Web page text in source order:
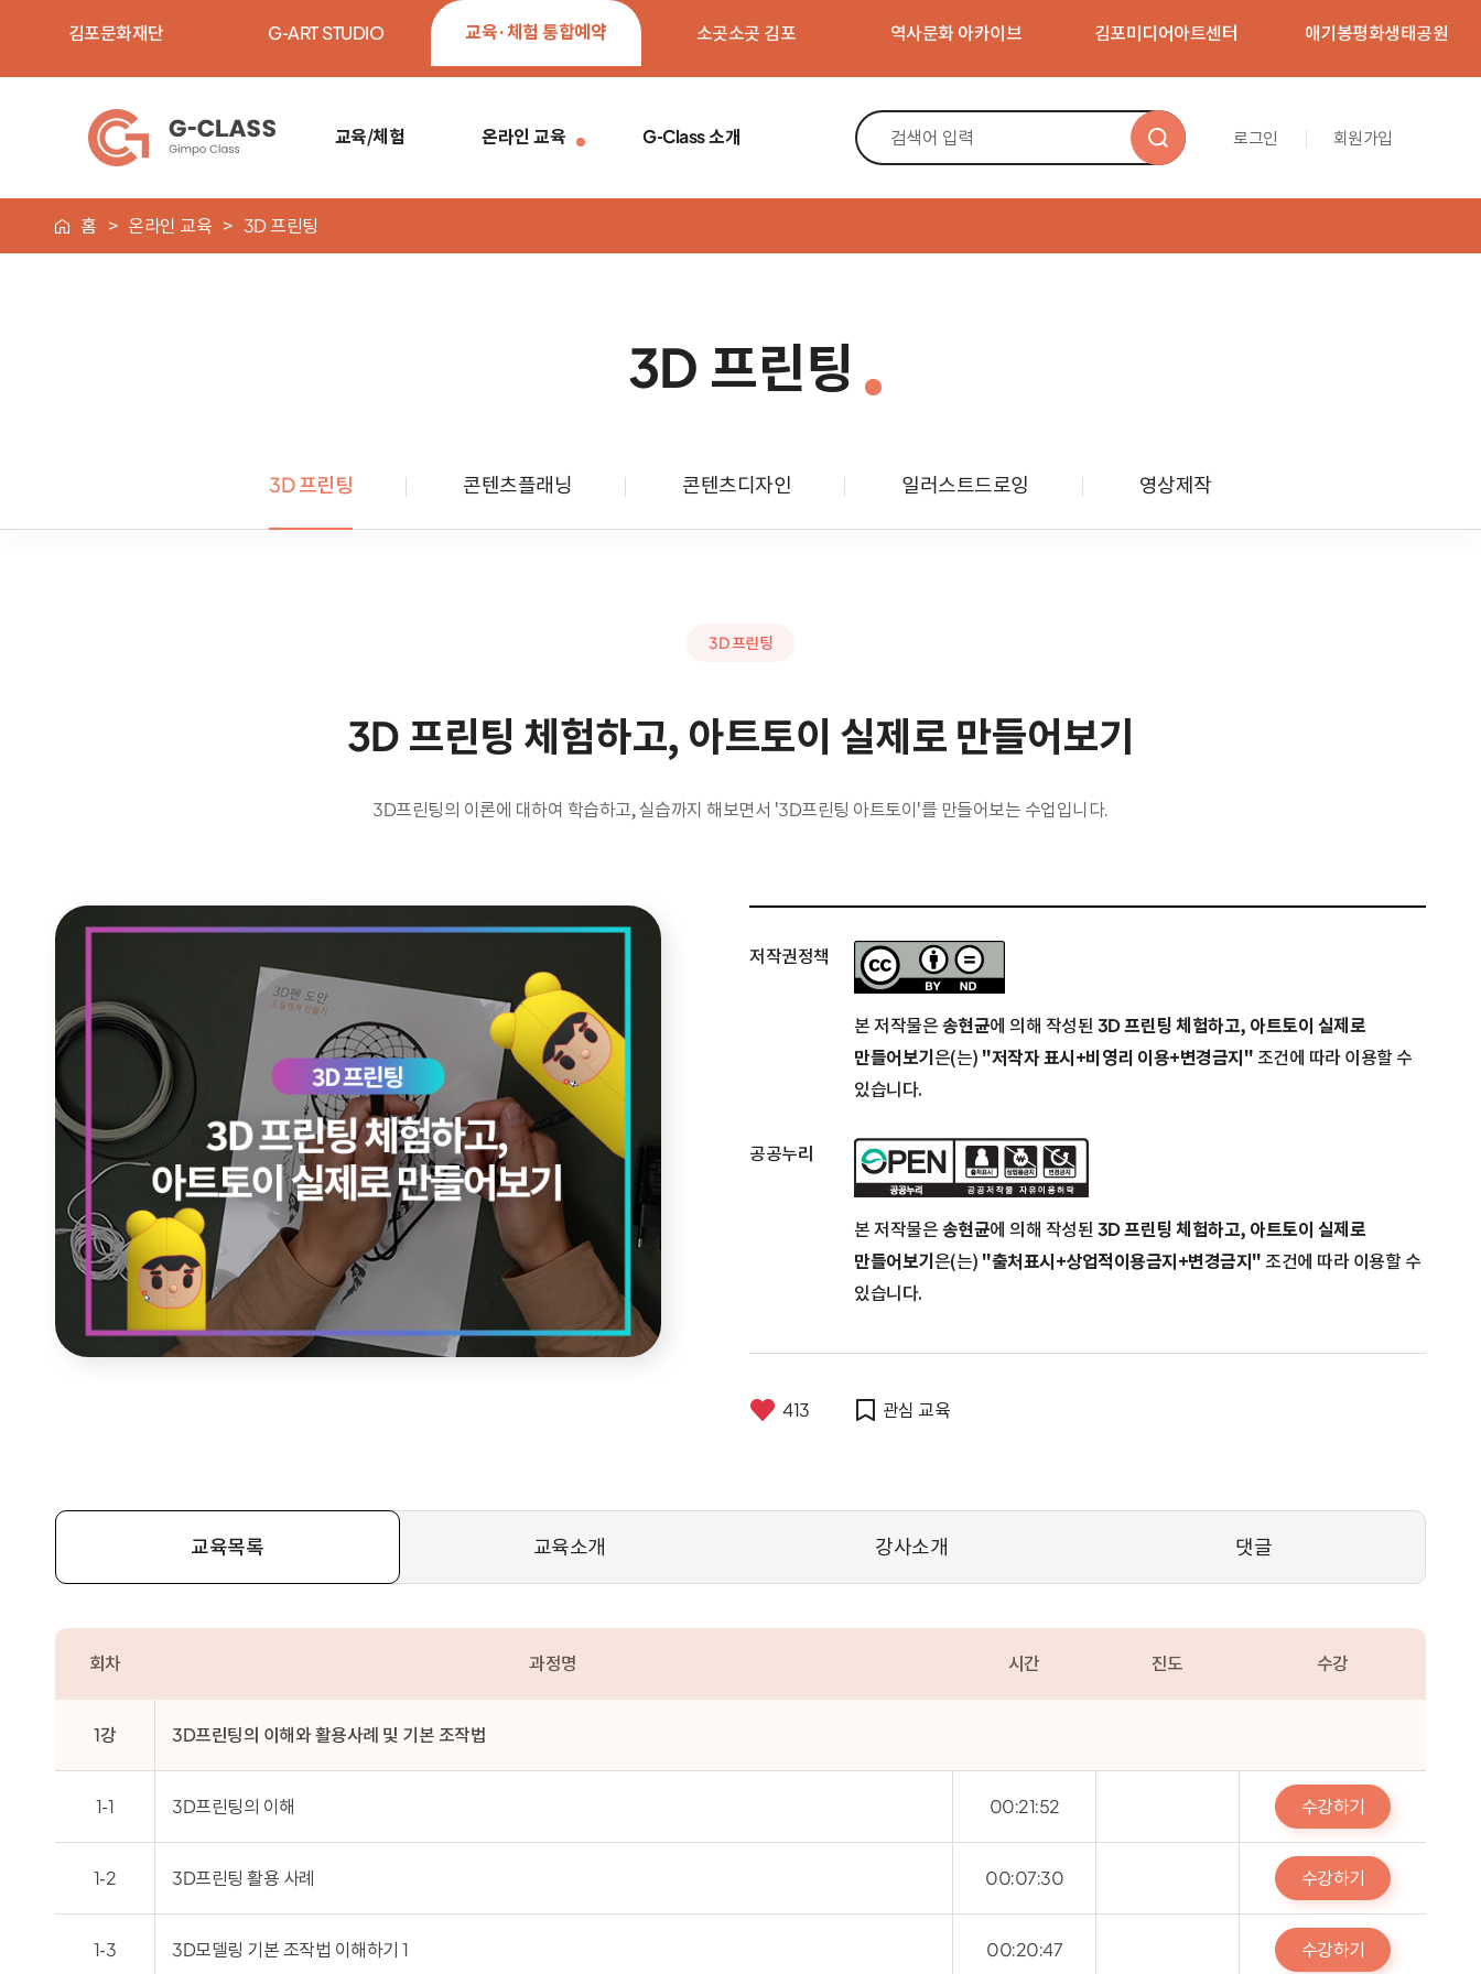
김포문화재단 G-ART STUDIO 교육·체험 통합예약 소곳소곳 김포 역사문화 아카이브 김포미디어아트센터 애기봉평화생태공원
교육/체험 온라인 교육 G-Class 소개 로그인 회원가입
홈 온라인 교육 3D 프린팅
3D 프린팅
3D 프린팅 콘텐츠플래닝 콘텐츠디자인 일러스트드로잉 영상제작
3D 프린팅
3D 프린팅 체험하고, 아트토이 실제로 만들어보기
3D프린팅의 이론에 대하여 학습하고, 실습까지 해보면서 '3D프린팅 아트토이'를 만들어보는 수업입니다.
저작권정책
본 저작물은 송현균에 의해 작성된 3D 프린팅 체험하고, 아트토이 실제로
만들어보기 은(는) "저작자 표시+비영리 이용+변경금지" 조건에 따라 이용할 수
있습니다.
공공누리
본 저작물은 송현균에 의해 작성된 3D 프린팅 체험하고, 아트토이 실제로
만들어보기 은(는) "출처표시+상업적이용금지+변경금지" 조건에 따라 이용할 수
있습니다.
413 관심 교육
교육목록 교육소개 강사소개 댓글
회차 과정명 시간 진도 수강
1강 3D프린팅의 이해와 활용사례 및 기본 조작법
1-1 3D프린팅의 이해 00:21:52 수강하기
1-2 3D프린팅 활용 사례 00:07:30 수강하기
1-3 3D모델링 기본 조작법 이해하기 1 00:20:47 수강하기